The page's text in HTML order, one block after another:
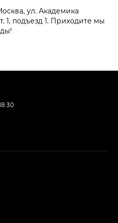
ул. Академика
1, подъезд 1. Приходите мы